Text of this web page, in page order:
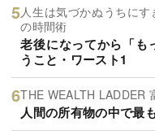
人生は気づかぬうちに
の時間術
老後になってから「も
うこと・ワースト1
THE WEALTH LADDER
人間の所有物の中で最